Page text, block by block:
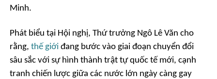
Minh.
Phát biểu tại Hội nghị, Thứ trưởng Ngô Lê Văn cho
rằng, thế giới đang bước vào giai đoạn chuyển đổi
sâu sắc với sự hình thành trật tự quốc tế mới, cạnh
tranh chiến lược giữa các nước lớn ngày càng gay